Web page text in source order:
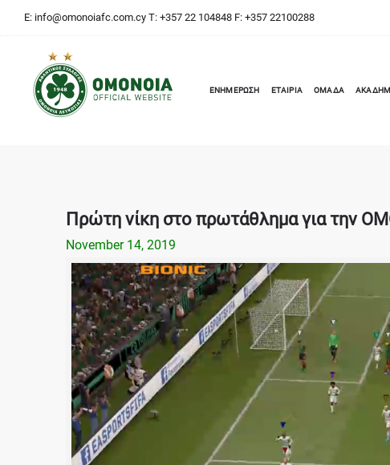
E: info@omonoiafc.com.cy T: +357 22 104848 F: +357 22100288
ΕΝΗΜΕΡΩΣΗ ΕΤΑΙΡΙΑ ΟΜΑΔΑ
Πρώτη νίκη στο πρωτάθλημα για την
November 14, 2019